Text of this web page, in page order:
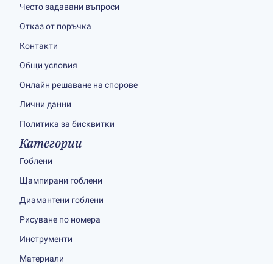
Често задавани въпроси
Отказ от поръчка
Контакти
Общи условия
Онлайн решаване на спорове
Лични данни
Политика за бисквитки
Категории
Гоблени
Щампирани гоблени
Диамантени гоблени
Рисуване по номера
Инструменти
Материали